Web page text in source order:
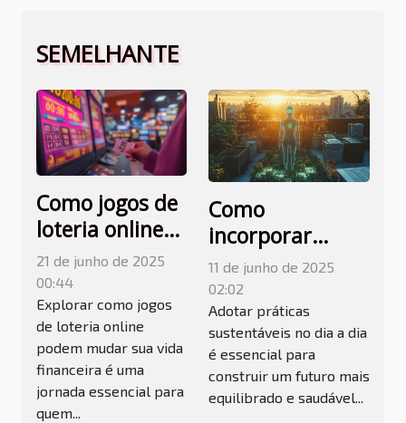
SEMELHANTE
Como jogos de
loteria online
podem mudar
sua vida
financeira
21 de junho de 2025
00:44
Explorar como jogos
de loteria online
podem mudar sua vida
financeira é uma
jornada essencial para
quem...
Como
incorporar
sustentabilidade
no seu estilo de
vida diário
11 de junho de 2025
02:02
Adotar práticas
sustentáveis no dia a dia
é essencial para
construir um futuro mais
equilibrado e saudável...